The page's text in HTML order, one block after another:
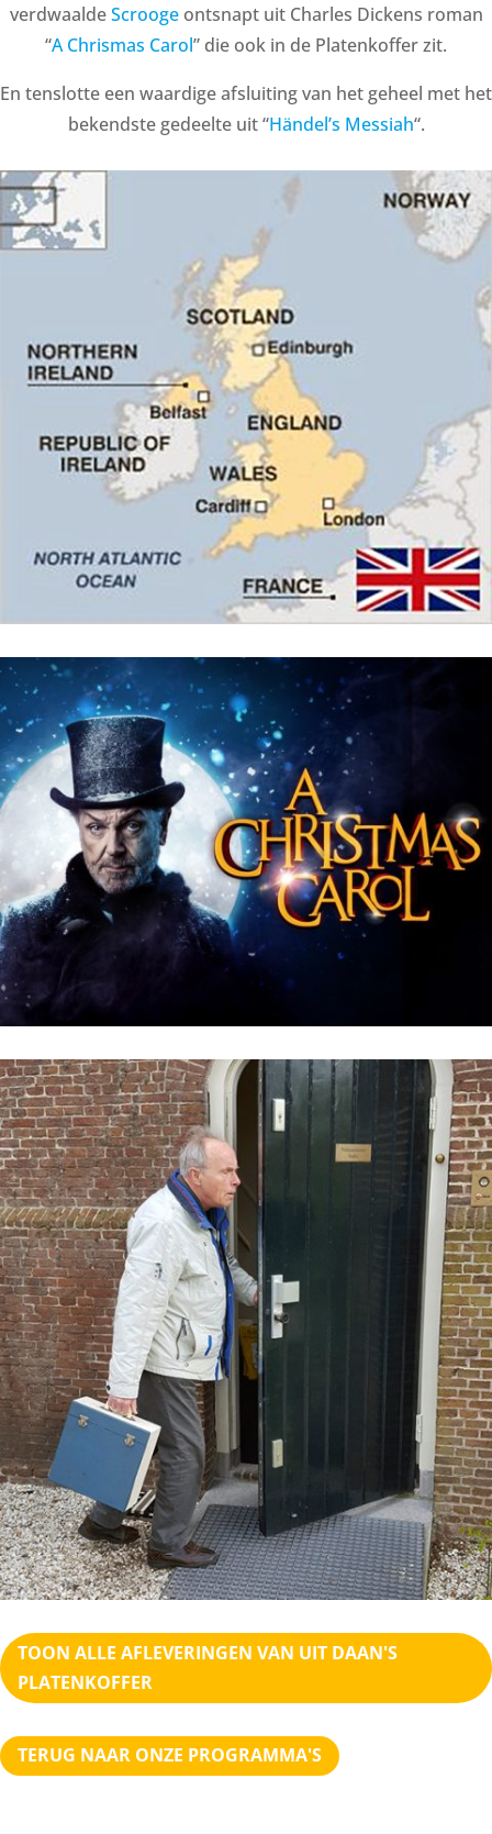
verdwaaldeScroogeontsnapt uit Charles Dickens roman
“A Chrismas Carol” die ook in de Platenkoffer zit.
En tenslotte een waardige afsluiting van het geheel met het
bekendste gedeelte uit “Händel’s Messiah“.
TOON ALLE AFLEVERINGEN VAN UIT DAAN'S
PLATENKOFFER
TERUG NAAR ONZE PROGRAMMA'S